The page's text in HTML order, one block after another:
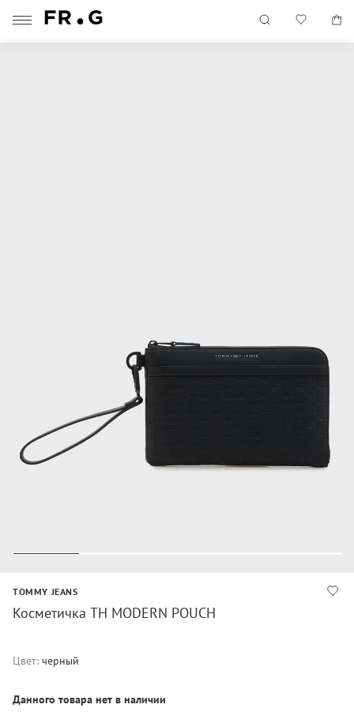
TOMMY JEANS
Косметичка TH MODERN POUCH
Цвет: черный
Данного товара нет в наличии